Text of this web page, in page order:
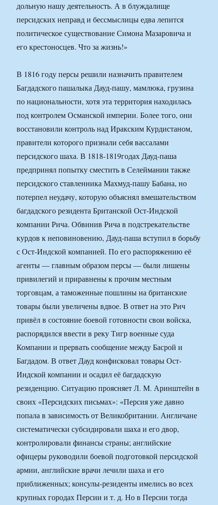
дольную нашу деятельность. А в блуждалище
персидских неправд и бессмыслицы едва лепится
политическое существование Симона Мазаровича и
его крестоносцев. Что за жизнь!»
В 1816 году персы решили назначить правителем
Багдадского пашалыка Дауд-пашу, мамлюка, грузина
по национальности, хотя эта территория находилась
под контролем Османской империи. Более того, они
восстановили контроль над Иракским Курдистаном,
правители которого признали себя вассалами
персидского шаха. В 1818-1819годах Дауд-паша
предпринял попытку сместить в Селеймании также
персидского ставленника Махмуд-пашу Бабана, но
потерпел неудачу, которую объяснял вмешательством
багдадского резидента Британской Ост-Индской
компании Рича. Обвинив Рича в подстрекательстве
курдов к неповиновению, Дауд-паша вступил в борьбу
с Ост-Индской компанией. По его распоряжению её
агенты — главным образом персы — были лишены
привилегий и приравнены к прочим местным
торговцам, а таможенные пошлины на британские
товары были увеличены вдвое. В ответ на это Рич
привёл в состояние боевой готовности свои войска,
распорядился ввести в реку Тигр военные суда
Компании и прервать сообщение между Басрой и
Багдадом. В ответ Дауд конфисковал товары Ост-
Индской компании и осадил её багдадскую
резиденцию. Ситуацию проясняет Л. М. Аринштейн в
своих «Персидских письмах»: «Персия уже давно
попала в зависимость от Великобритании. Англичане
систематически субсидировали шаха и его двор,
контролировали финансы страны; английские
офицеры руководили боевой подготовкой персидской
армии, английские врачи лечили шаха и его
приближенных; консулы-резиденты имелись во всех
крупных городах Персии и т. д. Но в Персии тогда